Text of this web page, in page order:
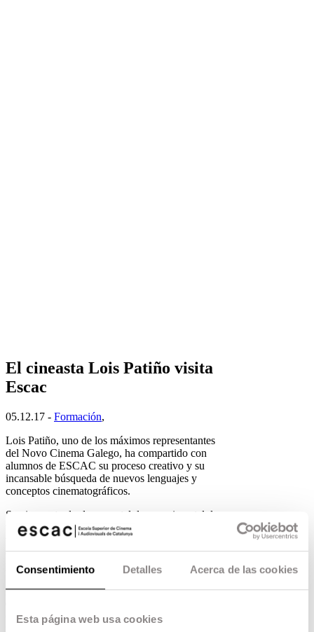
Consentimiento Detalles Acerca de las cookies
Esta página web usa cookies
El cineasta Lois Patiño visita
Escac
05.12.17 - Formación,
Lois Patiño, uno de los máximos representantes
del Novo Cinema Galego, ha compartido con
alumnos de ESCAC su proceso creativo y su
incansable búsqueda de nuevos lenguajes y
conceptos cinematográficos.
Su cine, entre lo documental, lo experimental, las
videoinstalaciones y el diario filmado, es
verdaderamente estimulante y sugestivo. Se trata
de un cine que parte desde las artes y en una
permanente búsqueda de experiencias sensoriales.
Sus paisajes, casi siempre en un gran plano
general, se acercan a lo sublime a través del
cuadro fílmico que lo aproxima al cuadro
pictórico. No es casual viniendo de familia de